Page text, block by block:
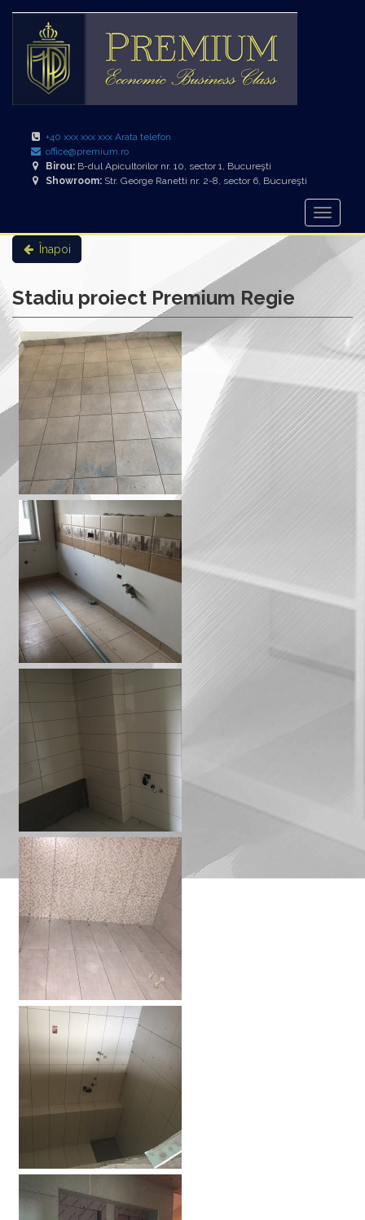
+40 xxx xxx xxx Arata telefon
office@premium.ro
Birou: B-dul Apicultorilor nr. 10, sector 1, Bucureşti
Showroom: Str. George Ranetti nr. 2-8, sector 6, Bucureşti
Înapoi
Stadiu proiect Premium Regie